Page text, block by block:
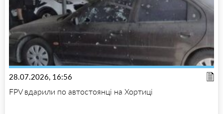
28.07.2026, 16:56
FPV вдарили по автостоянці на Хортиці